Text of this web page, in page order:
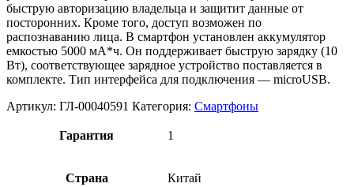
быструю авторизацию владельца и защитит данные от
посторонних. Кроме того, доступ возможен по
распознаванию лица. В смартфон установлен аккумулятор
емкостью 5000 мА*ч. Он поддерживает быструю зарядку (10
Вт), соответствующее зарядное устройство поставляется в
комплекте. Тип интерфейса для подключения — microUSB.
Артикул: ГЛ-00040591 Категория: Смартфоны
Гарантия 1
Страна Китай